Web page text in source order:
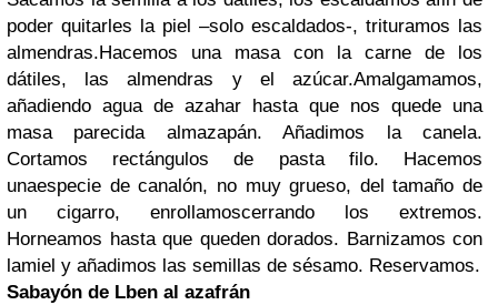
poder quitarles la piel –solo escaldados-, trituramos las
almendras.Hacemos una masa con la carne de los
dátiles, las almendras y el azúcar.Amalgamamos,
añadiendo agua de azahar hasta que nos quede una
masa parecida almazapán. Añadimos la canela.
Cortamos rectángulos de pasta filo. Hacemos
unaespecie de canalón, no muy grueso, del tamaño de
un cigarro, enrollamoscerrando los extremos.
Horneamos hasta que queden dorados. Barnizamos con
lamiel y añadimos las semillas de sésamo. Reservamos.
Sabayón de Lben al azafrán